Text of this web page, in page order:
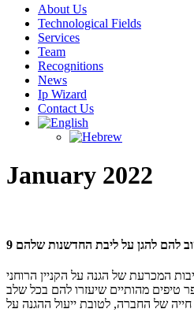
Menu
About Us
Technological Fields
Services
Team
Recognitions
News
Ip Wizard
Contact Us
January 2022
להם להגן על ליבת החדשנות שלהם
המכרעת של הגנה על הקניין הרוחני
מהותיים שיעזרו להם בכל שלב